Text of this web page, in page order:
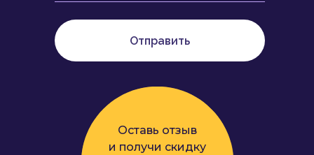
Оставь отзыв
и получи скидку
Отправить